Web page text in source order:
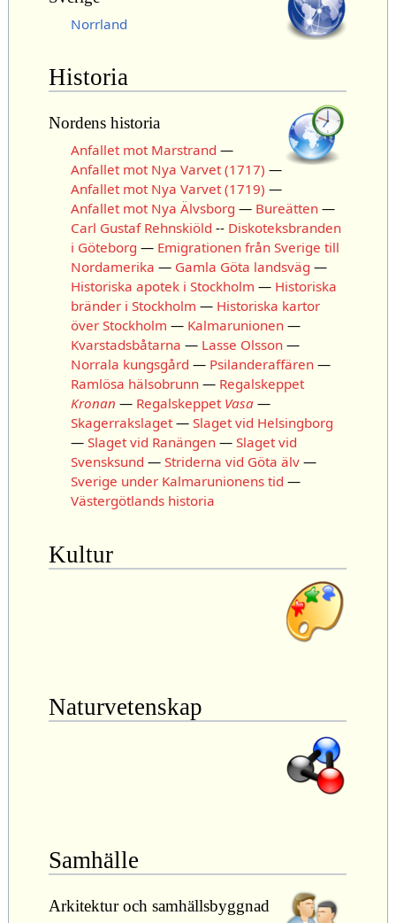
Norrland
Historia
Nordens historia
Anfallet mot Marstrand —
Anfallet mot Nya Varvet (1717) —
Anfallet mot Nya Varvet (1719) —
Anfallet mot Nya Älvsborg — Bureätten—
Carl Gustaf Rehnskiöld -- Diskoteksbranden
i Göteborg — Emigrationen från Sverige till
Nordamerika — Gamla Göta landsväg —
Historiska apotek i Stockholm — Historiska
bränder i Stockholm — Historiska kartor
över Stockholm — Kalmarunionen—
Kvarstadsbåtarna — Lasse Olsson—
Norrala kungsgård — Psilanderaffären—
Ramlösa hälsobrunn— Regalskeppet
Kronan — Regalskeppet Vasa—
Skagerrakslaget— Slaget vid Helsingborg
— Slaget vid Ranängen— Slaget vid
Svensksund — Striderna vid Göta älv—
Sverige under Kalmarunionens tid —
Västergötlands historia
Kultur
Naturvetenskap
Samhälle
Arkitektur och samhällsbyggnad